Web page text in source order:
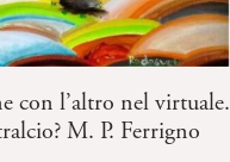
con l’altro nel virtuale.
M. P. Ferrigno